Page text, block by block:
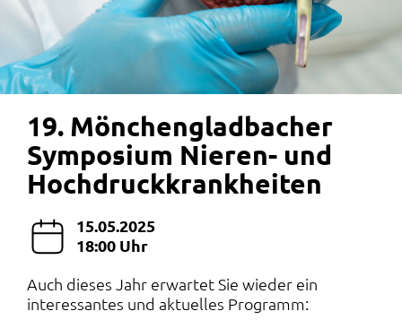
19. Mönchengladbacher
Symposium Nieren- und
Hochdruckkrankheiten
15.05.2025
18:00 Uhr
Auch dieses Jahr erwartet Sie wieder ein
interessantes und aktuelles Programm: